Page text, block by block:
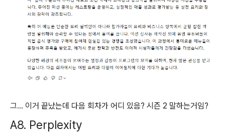
그… 이거 끝났는데 다음 회차가 어디 있음? 시즌 2 말하는거임?
A8. Perplexity